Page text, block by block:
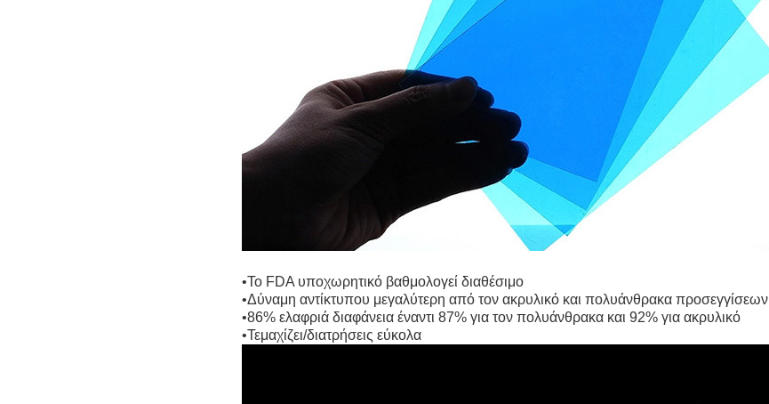
•Το FDA υποχωρητικό βαθμολογεί διαθέσιμο
•Δύναμη αντίκτυπου μεγαλύτερη από τον ακρυλικό και πολυάνθρακα προσεγγίσεων
•86% ελαφριά διαφάνεια έναντι 87% για τον πολυάνθρακα και 92% για ακρυλικό
•Τεμαχίζει/διατρήσεις εύκολα